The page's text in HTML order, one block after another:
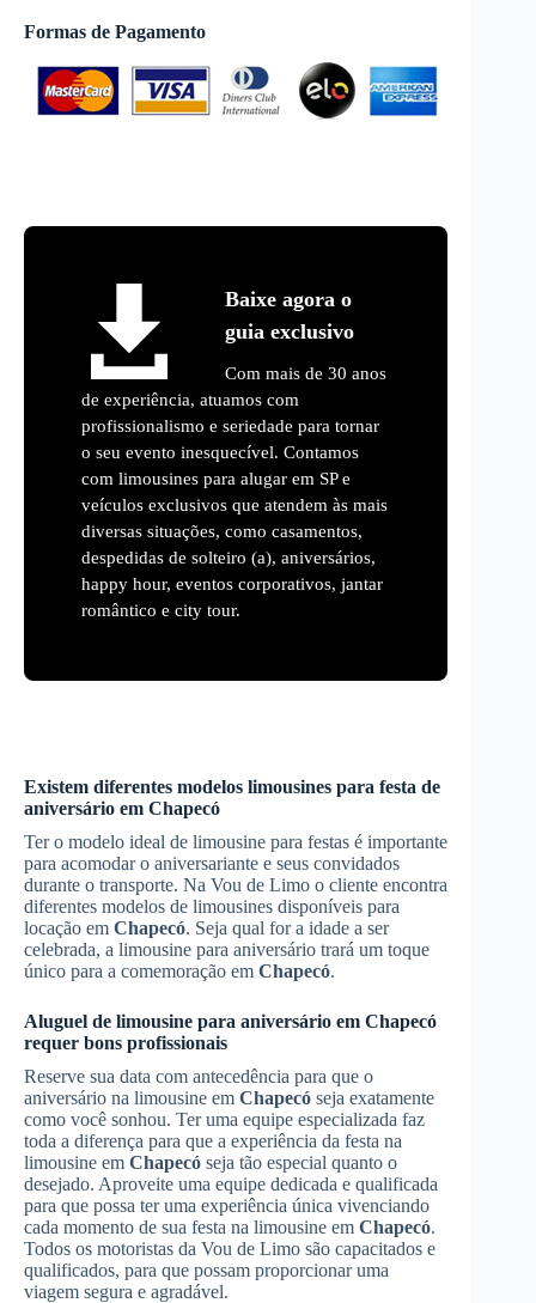
Formas de Pagamento
Baixe agora o
guia exclusivo
Com mais de 30 anos
de experiência, atuamos com
profissionalismo e seriedade para tornar
o seu evento inesquecível. Contamos
com limousines para alugar em SP e
veículos exclusivos que atendem às mais
diversas situações, como casamentos,
despedidas de solteiro (a), aniversários,
happy hour, eventos corporativos, jantar
romântico e city tour.
Existem diferentes modelos limousines para festa de
aniversário em Chapecó
Ter o modelo ideal de limousine para festas é importante
para acomodar o aniversariante e seus convidados
durante o transporte. Na Vou de Limo o cliente encontra
diferentes modelos de limousines disponíveis para
locação em Chapecó. Seja qual for a idade a ser
celebrada, a limousine para aniversário trará um toque
único para a comemoração em Chapecó.
Aluguel de limousine para aniversário em Chapecó
requer bons profissionais
Reserve sua data com antecedência para que o
aniversário na limousine em Chapecó seja exatamente
como você sonhou. Ter uma equipe especializada faz
toda a diferença para que a experiência da festa na
limousine em Chapecó seja tão especial quanto o
desejado. Aproveite uma equipe dedicada e qualificada
para que possa ter uma experiência única vivenciando
cada momento de sua festa na limousine em Chapecó.
Todos os motoristas da Vou de Limo são capacitados e
qualificados, para que possam proporcionar uma
viagem segura e agradável.